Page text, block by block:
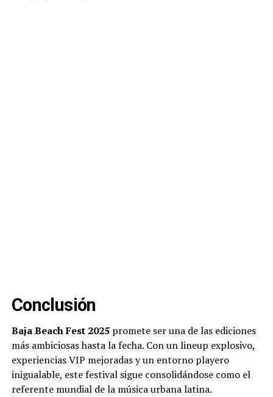
Conclusión
Baja Beach Fest 2025promete ser una de las ediciones
más ambiciosas hasta la fecha. Con un lineup explosivo,
experiencias VIP mejoradas y un entorno playero
inigualable, este festival sigue consolidándose como el
referente mundial de la música urbana latina.